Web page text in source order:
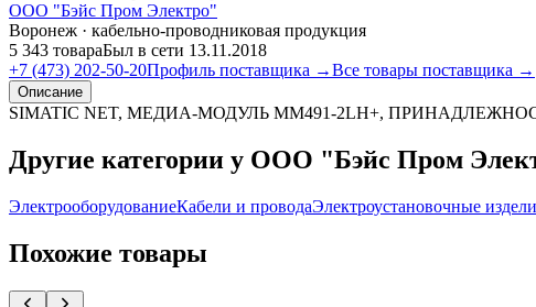
ООО "Бэйс Пром Электро"
Воронеж · кабельно-проводниковая продукция
5 343 товараБыл в сети 13.11.2018
+7 (473) 202-50-20Профиль поставщика →Все товары поставщика →
Описание
SIMATIC NET, МЕДИА-МОДУЛЬ MM491-2LH+,
Другие категории у ООО "Бэйс Пром
ЭлектрооборудованиеКабели и проводаЭлектроустановочные
Похожие товары